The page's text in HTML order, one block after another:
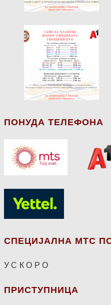
ПОНУДА ТЕЛЕФОНА
СПЕЦИЈАЛНА МТС
У С К О Р О
ПРИСТУПНИЦА